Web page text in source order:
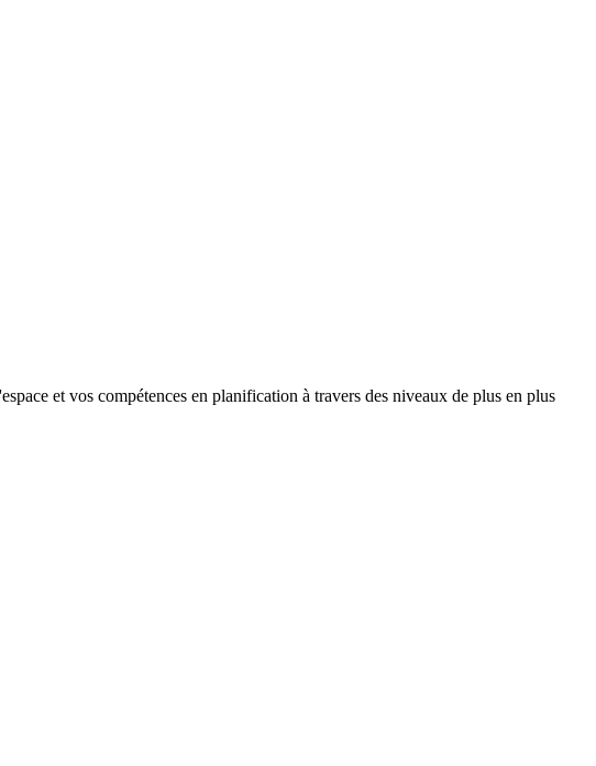
et vos compétences en planification à travers des niveaux de plus en plus